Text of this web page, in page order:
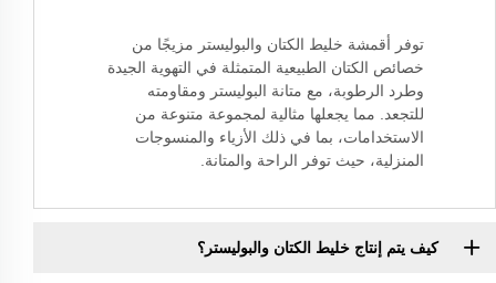
توفر أقمشة خليط الكتان والبوليستر مزيجًا من
خصائص الكتان الطبيعية المتمثلة في التهوية الجيدة
وطرد الرطوبة، مع متانة البوليستر ومقاومته
للتجعد. مما يجعلها مثالية لمجموعة متنوعة من
الاستخدامات، بما في ذلك الأزياء والمنسوجات
المنزلية، حيث توفر الراحة والمتانة.
كيف يتم إنتاج خليط الكتان والبوليستر؟